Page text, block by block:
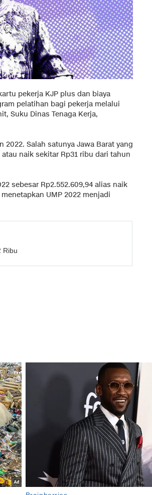
pekerja KJP plus dan biaya
pelatihan bagi pekerja melalui
Suku Dinas Tenaga Kerja,
Salah satunya Jawa Barat yang
naik sekitar Rp31 ribu dari tahun
sebesar Rp2.552.609,94 alias naik
UMP 2022 menjadi
Ribu